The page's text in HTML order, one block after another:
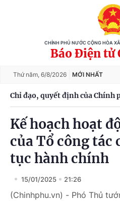
CHÍNH PHỦ NƯỚC CỘNG HÒA
Báo Điện tử
Thứ năm, 6/8/2026 MỚI NHẤT
Chỉ đạo, quyết định của Chính
Kế hoạch hoạt
của Tổ công tác
tục hành chính
15/01/2025 21:26
(Chinhphu.vn) - Phó Thủ